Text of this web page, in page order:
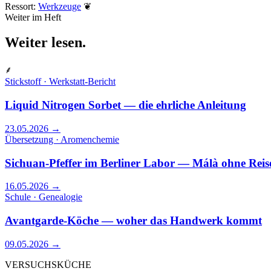
Ressort: Werkzeuge ❦
Weiter im Heft
Weiter lesen.
⸙
Stickstoff · Werkstatt-Bericht
Liquid Nitrogen Sorbet — die ehrliche Anleitung
23.05.2026 →
Übersetzung · Aromenchemie
Sichuan-Pfeffer im Berliner Labor — Málà ohne
16.05.2026 →
Schule · Genealogie
Avantgarde-Köche — woher das Handwerk kommt
09.05.2026 →
VERSUCHSKÜCHE